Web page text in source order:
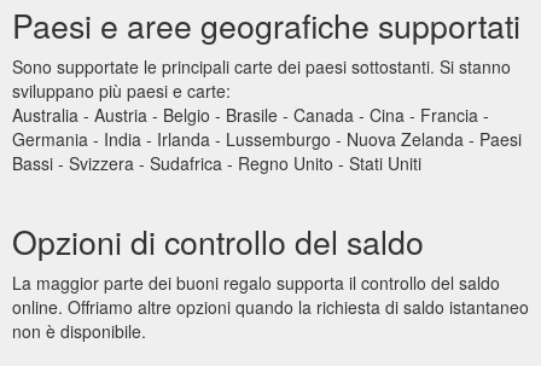
Paesi e aree geografiche supportati
Sono supportate le principali carte dei paesi sottostanti. Si stanno
sviluppano più paesi e carte:
Australia - Austria - Belgio - Brasile - Canada - Cina - Francia -
Germania - India - Irlanda - Lussemburgo - Nuova Zelanda - Paesi
Bassi - Svizzera - Sudafrica - Regno Unito - Stati Uniti
Opzioni di controllo del saldo
La maggior parte dei buoni regalo supporta il controllo del saldo
online. Offriamo altre opzioni quando la richiesta di saldo istantaneo
non è disponibile.